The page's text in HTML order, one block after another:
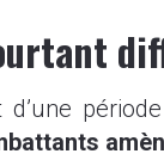
d’une